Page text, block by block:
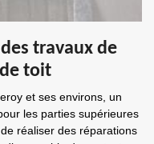
travaux de
toit
et ses environs, un
les parties supérieures
réaliser des réparations